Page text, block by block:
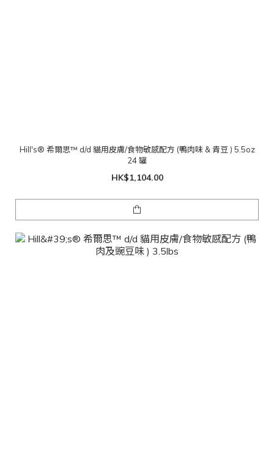
Hill's® 希爾思™ d/d 貓用皮膚/食物敏感配方 (鴨肉味 & 青豆 ) 5.5oz
24 罐
HK$1,104.00